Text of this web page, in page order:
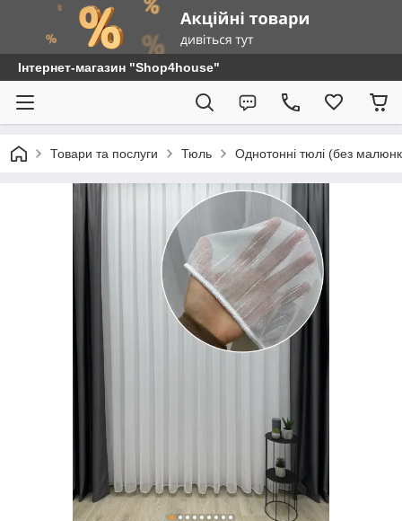
Інтернет-магазин "Shop4house"
Товари та послуги Тюль Однотонні тюлі (без